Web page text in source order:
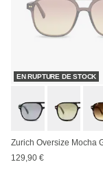
EN RUPTURE DE STOCK
129,90 €